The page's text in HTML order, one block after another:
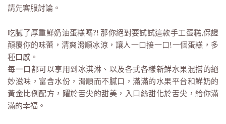
請先客服討論。
吃膩了厚重鮮奶油蛋糕嗎?! 那你絕對要試試這款手工蛋糕,保證
顛覆你的味蕾，清爽滑順冰涼，讓人一口接一口!一個蛋糕，多
種口感。
每一口都可以享用到冰淇淋、以及各式各樣新鮮水果混搭的絕
妙滋味，富含水份，滑順而不膩口，滿滿的水果平台和鮮奶的
黃金比例配方，躍於舌尖的甜美，入口絲甜化於舌尖，給你滿
滿的幸福。